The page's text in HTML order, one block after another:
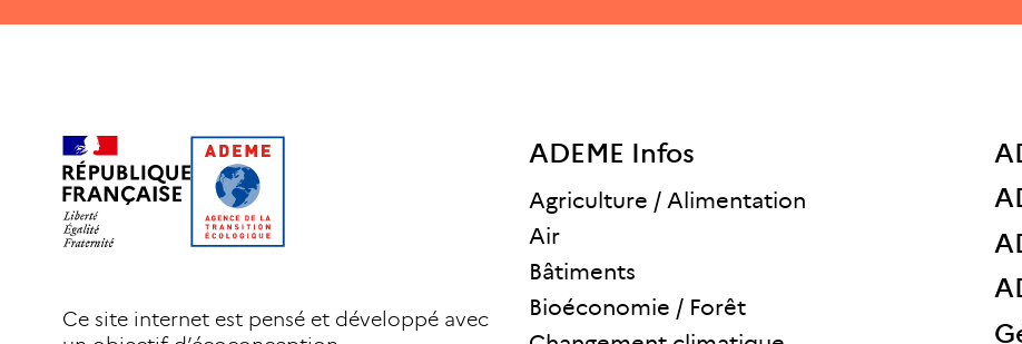
Ce site internet est pensé et développé avec
ADEME Infos
Agriculture / Alimentation
Air
Bâtiments
Bioéconomie / Forêt